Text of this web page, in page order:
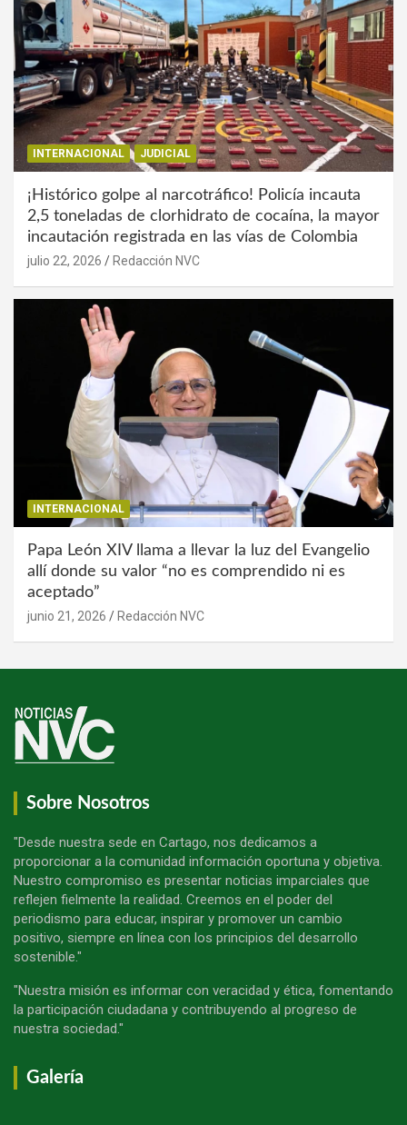
INTERNACIONAL JUDICIAL
¡Histórico golpe al narcotráfico! Policía incauta
2,5 toneladas de clorhidrato de cocaína, la mayor
incautación registrada en las vías de Colombia
julio 22, 2026 Redacción NVC
INTERNACIONAL
Papa León XIV llama a llevar la luz del Evangelio
allí donde su valor “no es comprendido ni es
aceptado”
junio 21, 2026 Redacción NVC
Sobre Nosotros
"Desde nuestra sede en Cartago, nos dedicamos a
proporcionar a la comunidad información oportuna y objetiva.
Nuestro compromiso es presentar noticias imparciales que
reflejen fielmente la realidad. Creemos en el poder del
periodismo para educar, inspirar y promover un cambio
positivo, siempre en línea con los principios del desarrollo
sostenible."
"Nuestra misión es informar con veracidad y ética, fomentando
la participación ciudadana y contribuyendo al progreso de
nuestra sociedad."
Galería